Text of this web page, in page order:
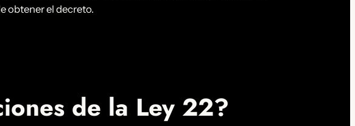
obtener el decreto.
de la Ley 22?